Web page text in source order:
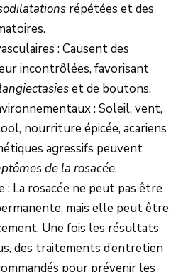
répétées et des
: Causent des
incontrôlées, favorisant
et de boutons.
: Soleil, vent,
nourriture épicée, acariens
agressifs peuvent
de la rosacée.
: La rosacée ne peut pas être
mais elle peut être
Une fois les résultats
des traitements d’entretien
pour prévenir les